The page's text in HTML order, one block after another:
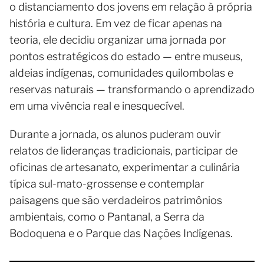
o distanciamento dos jovens em relação à própria
história e cultura. Em vez de ficar apenas na
teoria, ele decidiu organizar uma jornada por
pontos estratégicos do estado — entre museus,
aldeias indígenas, comunidades quilombolas e
reservas naturais — transformando o aprendizado
em uma vivência real e inesquecível.
Durante a jornada, os alunos puderam ouvir
relatos de lideranças tradicionais, participar de
oficinas de artesanato, experimentar a culinária
típica sul-mato-grossense e contemplar
paisagens que são verdadeiros patrimônios
ambientais, como o Pantanal, a Serra da
Bodoquena e o Parque das Nações Indígenas.